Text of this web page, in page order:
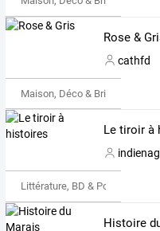
Rose &
cathfd
Maison, Déco & Bricolage
Le tiroir à
Littérature, BD & Poésie
Histoire